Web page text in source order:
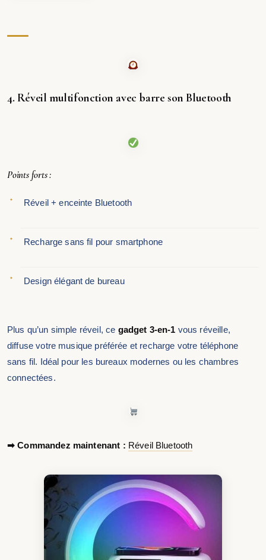
4. Réveil multifonction avec barre son Bluetooth
Points forts :
Réveil + enceinte Bluetooth
Recharge sans fil pour smartphone
Design élégant de bureau
Plus qu’un simple réveil, ce gadget 3-en-1 vous réveille,
diffuse votre musique préférée et recharge votre téléphone
sans fil. Idéal pour les bureaux modernes ou les chambres
connectées.
➡ Commandez maintenant : Réveil Bluetooth